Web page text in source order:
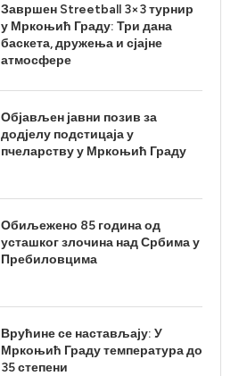
Завршен Streetball 3×3 турнир
у Мркоњић Граду: Три дана
баскета, дружења и сјајне
атмосфере
Објављен јавни позив за
додјелу подстицаја у
пчеларству у Мркоњић Граду
Обиљежено 85 година од
усташког злочина над Србима у
Пребиловцима
Врућине се настављају: У
Мркоњић Граду температура до
35 степени